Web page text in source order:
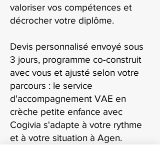
valoriser vos compétences et
décrocher votre diplôme.
Devis personnalisé envoyé sous
3 jours, programme co-construit
avec vous et ajusté selon votre
parcours : le service
d'accompagnement VAE en
crèche petite enfance avec
Cogivia s'adapte à votre rythme
et à votre situation à Agen.